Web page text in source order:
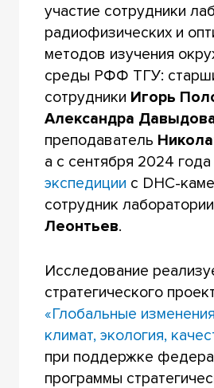
участие сотрудники
радиофизических и
методов изучения
среды РФФ ТГУ:
сотрудники Игорь
Александра
преподаватель
а с сентября 2024 года
экспедиции с DHC-
сотрудник лаборатории
Леонтьев.
Исследование
стратегического
«Глобальные
климат, экология,
при поддержке
программы